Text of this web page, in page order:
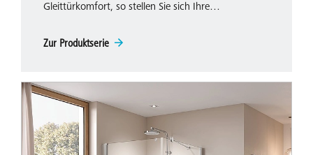
Gleittürkomfort, so stellen Sie sich Ihre…
Zur Produktserie